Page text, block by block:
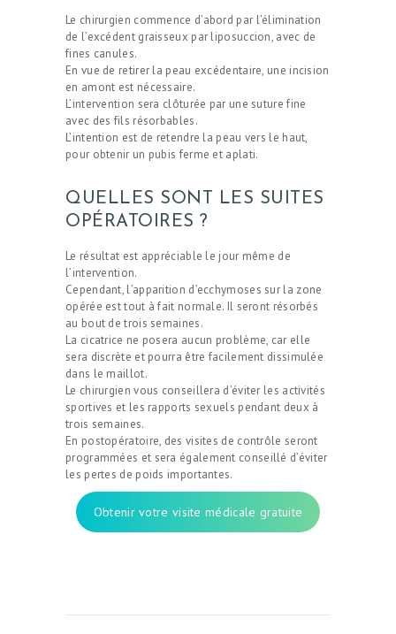
CHIRURGIE
ESTHÉTIQUE
INTERVENTIONS
MÉDECINS
Le chirurgien commence d’abord par l’élimination
de l’excédent graisseux par liposuccion, avec de
fines canules.
En vue de retirer la peau excédentaire, une incision
en amont est nécessaire.
L’intervention sera clôturée par une suture fine
avec des fils résorbables.
L’intention est de retendre la peau vers le haut,
pour obtenir un pubis ferme et aplati.
QUELLES SONT LES SUITES
OPÉRATOIRES ?
Le résultat est appréciable le jour même de
l’intervention.
Cependant, l’apparition d’ecchymoses sur la zone
opérée est tout à fait normale. Il seront résorbés
au bout de trois semaines.
La cicatrice ne posera aucun problème, car elle
sera discrète et pourra être facilement dissimulée
dans le maillot.
Le chirurgien vous conseillera d’éviter les activités
sportives et les rapports sexuels pendant deux à
trois semaines.
En postopératoire, des visites de contrôle seront
programmées et sera également conseillé d’éviter
les pertes de poids importantes.
Obtenir votre visite médicale gratuite